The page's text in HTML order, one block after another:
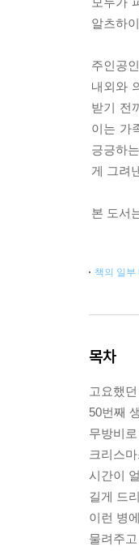
알츠하
주인공
내외와
받기 전
이는 가
긍긍하
게 그려
본 도서
책의 일부
목차
고요했
50번째
무방비
크리스
시간이
길게 드
이런 병
물려주